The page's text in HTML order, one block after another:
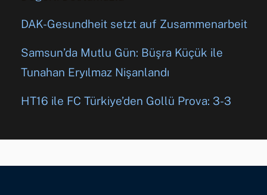
DAK-Gesundheit setzt auf Zusammenarbeit
Samsun’da Mutlu Gün: Büşra Küçük ile
Tunahan Eryılmaz Nişanlandı
HT16 ile FC Türkiye’den Gollü Prova: 3-3